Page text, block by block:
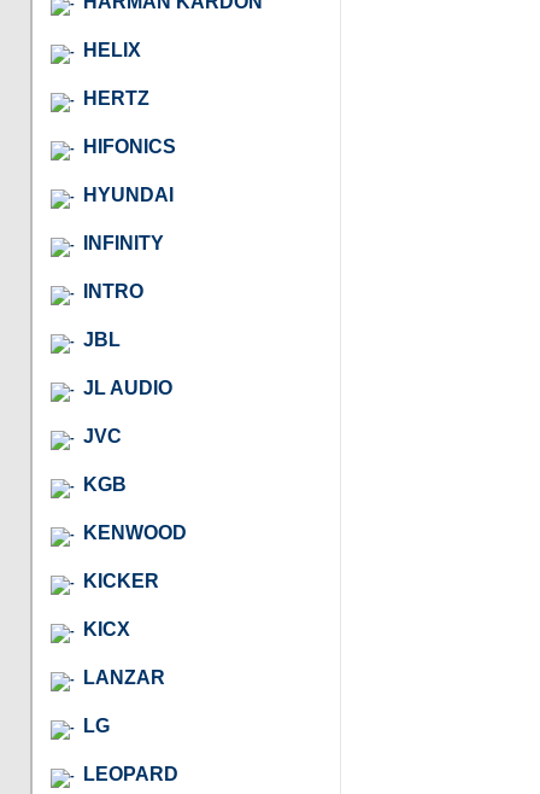
HELIX
HERTZ
HIFONICS
HYUNDAI
INFINITY
INTRO
JBL
JL AUDIO
JVC
KGB
KENWOOD
KICKER
KICX
LANZAR
LG
LEOPARD